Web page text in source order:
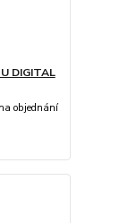
DIGITAL
na objednání